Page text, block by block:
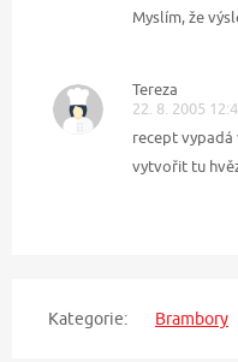
Myslím, že
Tereza
22. 8. 2005
recept vypadá
vytvořit tu
Kategorie: Brambory